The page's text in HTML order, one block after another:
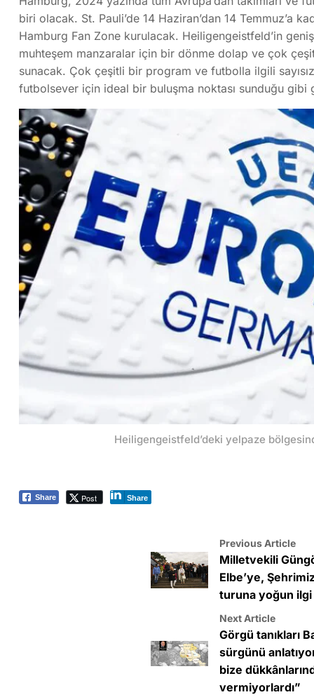
biri olacak. St. Pauli’de 14 Haziran’dan 14 Temmuz’a
Hamburg Fan Zone kurulacak. Heiligengeistfeld’in
muhteşem manzaralar için bir dönme dolap ve çok
sunacak. Çok çeşitli bir program ve futbolla ilgili
futbolsever için ideal bir buluşma noktası sunduğu gibi
Heiligengeistfeld’deki yelpaze
Share Post Share
Previous Article
Milletvekili
Elbe’ye,
turuna yoğun ilgi
Next Article
Görgü tanıkları
sürgünü
bize
vermiyorlardı”